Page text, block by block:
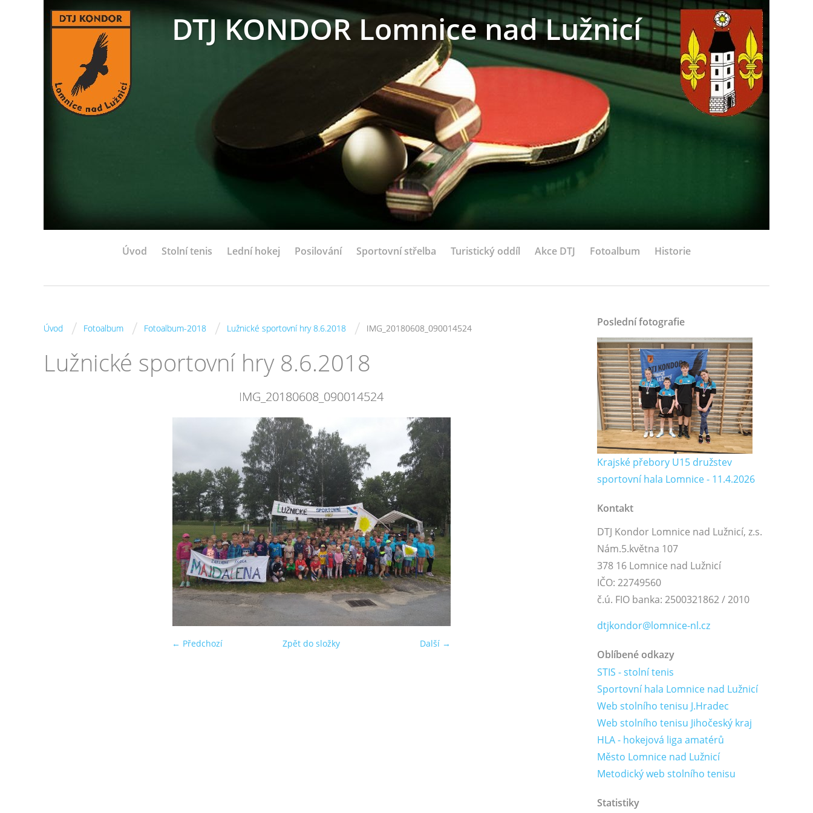
DTJ KONDOR Lomnice nad Lužnicí
Úvod Stolní tenis Lední hokej Posilování Sportovní střelba Turistický oddíl Akce DTJ Fotoalbum Historie
Úvod / Fotoalbum / Fotoalbum-2018 / Lužnické sportovní hry 8.6.2018 / IMG_20180608_090014524
Lužnické sportovní hry 8.6.2018
IMG_20180608_090014524
← Předchozí Další →
Zpět do složky
Poslední fotografie
Krajské přebory U15 družstev
sportovní hala Lomnice - 11.4.2026
Kontakt
DTJ Kondor Lomnice nad Lužnicí, z.s.
Nám.5.května 107
378 16 Lomnice nad Lužnicí
IČO: 22749560
č.ú. FIO banka: 2500321862 / 2010
dtjkondor@lomnice-nl.cz
Oblíbené odkazy
STIS - stolní tenis
Sportovní hala Lomnice nad Lužnicí
Web stolního tenisu J.Hradec
Web stolního tenisu Jihočeský kraj
HLA - hokejová liga amatérů
Město Lomnice nad Lužnicí
Metodický web stolního tenisu
Statistiky